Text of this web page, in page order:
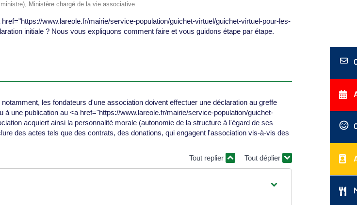
Ministère chargé de la vie associative
www.lareole.fr/mairie/service-population/guichet-virtuel/guichet-virtuel-pour-les-
initiale ? Nous vous expliquons comment faire et vous guidons étape par étape.
les fondateurs d'une association doivent effectuer une déclaration au greffe
une publication au <a href="https://www.lareole.fr/mairie/service-population/guichet-
acquiert ainsi la personnalité morale (autonomie de la structure à l'égard de ses
des actes tels que des contrats, des donations, qui engagent l'association vis-à-vis des
Tout replier
Tout déplier